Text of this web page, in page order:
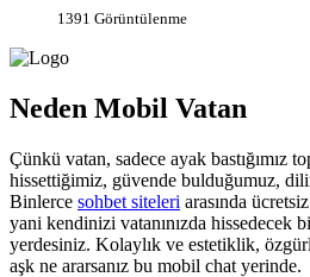
1391 Görüntülenme
Neden Mobil Vatan
Çünkü vatan, sadece ayak bastığımız
hissettiğimiz, güvende bulduğumuz,
Binlerce sohbet siteleri arasında
yani kendinizi vatanınızda hissedecek
yerdesiniz. Kolaylık ve estetiklik,
aşk ne ararsanız bu mobil chat yerinde.